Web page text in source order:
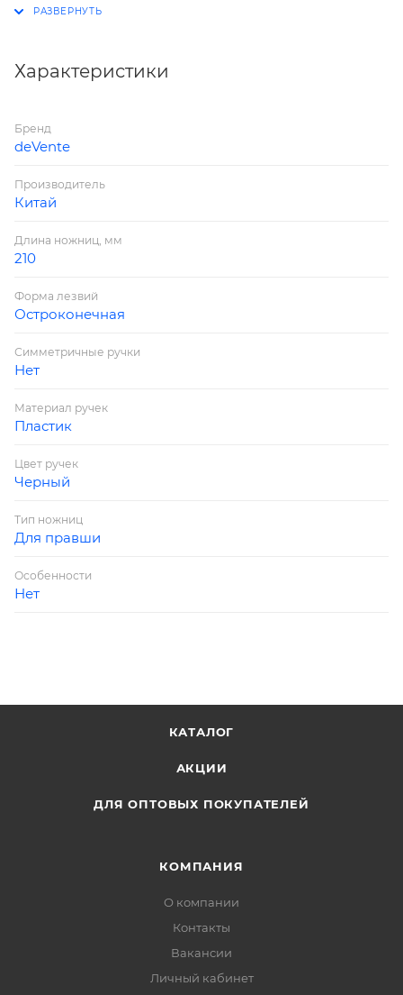
Характеристики
Бренд
deVente
Производитель
Китай
Длина ножниц, мм
210
Форма лезвий
Остроконечная
Симметричные ручки
Нет
Материал ручек
Пластик
Цвет ручек
Черный
Тип ножниц
Для правши
Особенности
Нет
КАТАЛОГ
АКЦИИ
ДЛЯ ОПТОВЫХ ПОКУПАТЕЛЕЙ
КОМПАНИЯ
О компании
Контакты
Вакансии
Личный кабинет